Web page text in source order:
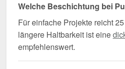
Welche Beschichtung bei
Für einfache Projekte reicht
längere Haltbarkeit ist eine
empfehlenswert.